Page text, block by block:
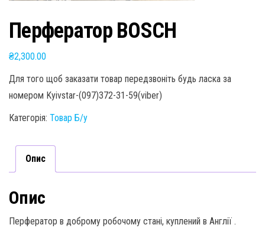
Перфератор BOSCH
₴2,300.00
Для того щоб заказати товар передзвоніть будь ласка за
номером Kyivstar-(097)372-31-59(viber)
Категорія: Товар Б/у
Опис
Опис
Перфератор в доброму робочому стані, куплений в Англії .